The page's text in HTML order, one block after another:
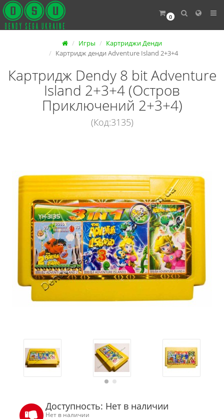
0
Игры
Картриджи Денди
Картридж денди Adventure Island 2+3+4
Картридж Dendy 8 bit Adventure
Island 2+3+4 (Остров
Приключений 2+3+4)
(Код:3135)
Доступность: Нет в наличии
Нет в наличии